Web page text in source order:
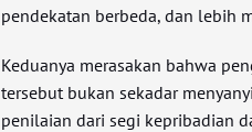
pendekatan berbeda, dan lebih
Keduanya merasakan bahwa
tersebut bukan sekadar
penilaian dari segi kepribadian